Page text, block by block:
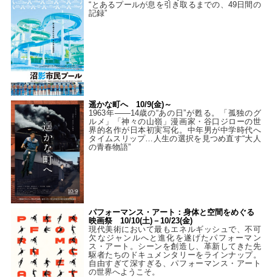
“とあるプールが息を引き取るまでの、49日間の
記録”
遥かな町へ 10/9(金)～
1963年――14歳の“あの日”が甦る。「孤独のグ
ルメ」「神々の山嶺」漫画家・谷口ジローの世
界的名作が日本初実写化。中年男が中学時代へ
タイムスリップ…人生の選択を見つめ直す“大人
の青春物語”
パフォーマンス・アート：身体と空間をめぐる
映画祭 10/10(土)－10/23(金)
現代美術において最もエネルギッシュで、不可
欠なジャンルへと進化を遂げたパフォーマン
ス・アート。シーンを創造し、革新してきた先
駆者たちのドキュメンタリーをラインナップ。
自由すぎて深すぎる、パフォーマンス・アート
の世界へようこそ。